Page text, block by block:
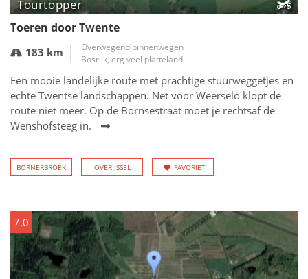
Tourtopper
Toeren door Twente
183 km
Overwegend binnenwegen
Bosrijk, erg veel platteland
Een mooie landelijke route met prachtige stuurweggetjes en
echte Twentse landschappen. Net voor Weerselo klopt de
route niet meer. Op de Bornsestraat moet je rechtsaf de
Wenshofsteeg in.
BORNERBROEK OVERIJSSEL FAVORIET
7.0